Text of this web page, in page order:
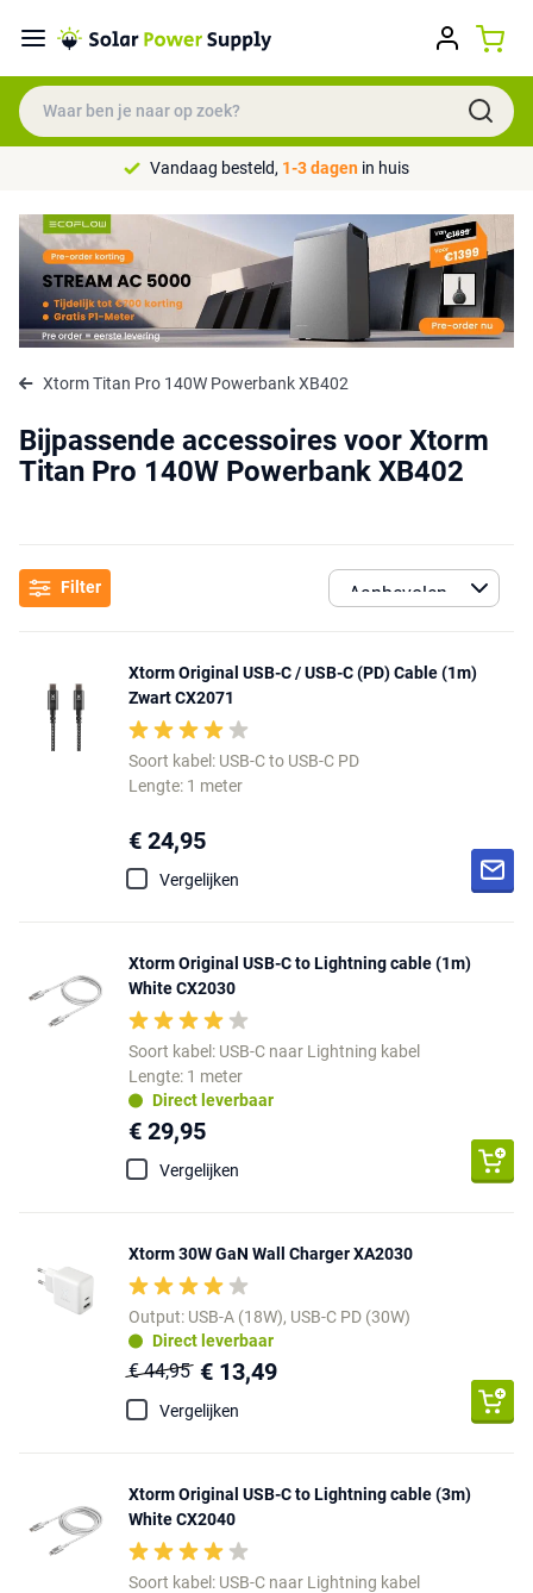
Vandaag besteld, 1-3 dagen in huis
Xtorm Titan Pro 140W Powerbank XB402
Bijpassende accessoires voor Xtorm
Titan Pro 140W Powerbank XB402
Filter
Xtorm Original USB-C / USB-C (PD) Cable (1m)
Zwart CX2071
Soort kabel: USB-C to USB-C PD
Lengte: 1 meter
€ 24,95
Vergelijken
Xtorm Original USB-C to Lightning cable (1m)
White CX2030
Soort kabel: USB-C naar Lightning kabel
Lengte: 1 meter
Direct leverbaar
€ 29,95
Vergelijken
Xtorm 30W GaN Wall Charger XA2030
Output: USB-A (18W), USB-C PD (30W)
Direct leverbaar
€ 44,95 € 13,49
Vergelijken
Xtorm Original USB-C to Lightning cable (3m)
White CX2040
Soort kabel: USB-C naar Lightning kabel